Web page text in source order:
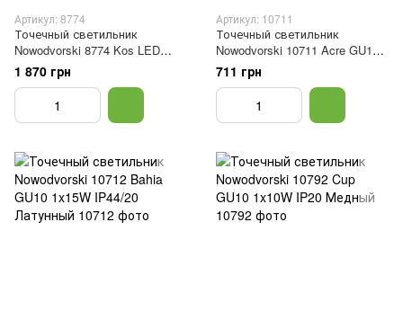
Артикул: 8774
Точечный светильник
Nowodvorski 8774 Kos LED
1x24W 4000K 2200KLm IP44
Белый
1 870 грн
Артикул: 10711
Точечный светильник
Nowodvorski 10711 Acre GU10
1x15W IP44/20 Brass
711 грн